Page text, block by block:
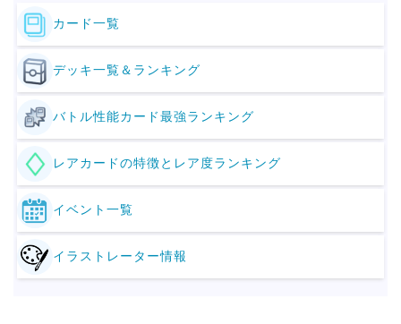
カード一覧
デッキ一覧＆ランキング
バトル性能カード最強ランキング
レアカードの特徴とレア度ランキング
イベント一覧
イラストレーター情報